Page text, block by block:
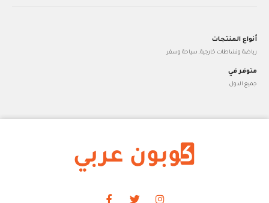
أنواع المنتجات
رياضة ونشاطات خارجية, سياحة وسفر
متوفر في
جميع الدول